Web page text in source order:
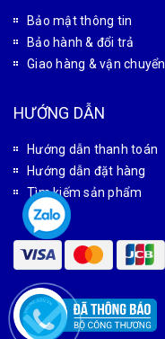
Bảo mật thông tin
Bảo hành & đổi trả
Giao hàng & vận chuyển
HƯỚNG DẪN
Hướng dẫn thanh toán
Hướng dẫn đặt hàng
Tìm kiếm sản phẩm